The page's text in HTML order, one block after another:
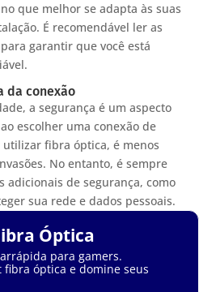
que melhor se adapta às suas
É recomendável ler as
garantir que você está
da conexão
a segurança é um aspecto
escolher uma conexão de
fibra óptica, é menos
No entanto, é sempre
de segurança, como
sua rede e dados pessoais.
Óptica
para gamers.
óptica e domine seus